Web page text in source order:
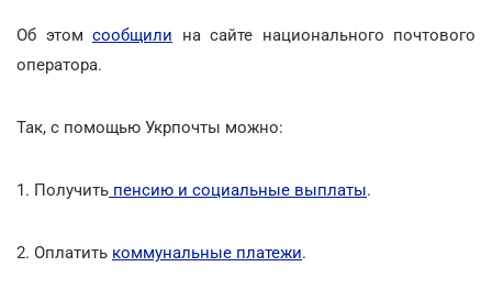
Об этом сообщили на сайте национального почтового
оператора.
Так, с помощью Укрпочты можно:
1. Получить пенсию и социальные выплаты.
2. Оплатить коммунальные платежи.